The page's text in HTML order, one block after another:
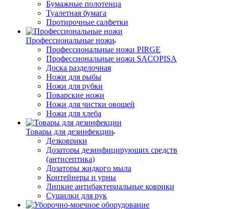
Бумажные полотенца
Туалетная бумага
Протирочные салфетки
Профессиональные ножи
Профессиональные ножи PIRGE
Профессиональные ножи SACOPISA
Доска разделочная
Ножи для рыбы
Ножи для рубки
Поварские ножи
Ножи для чистки овощей
Ножи для хлеба
Товары для дезинфекции
Дезковрики
Дозаторы дезинфицирующих средств
(антисептика)
Дозаторы жидкого мыла
Контейнеры и урны
Липкие антибактериальные коврики
Сушилки для рук